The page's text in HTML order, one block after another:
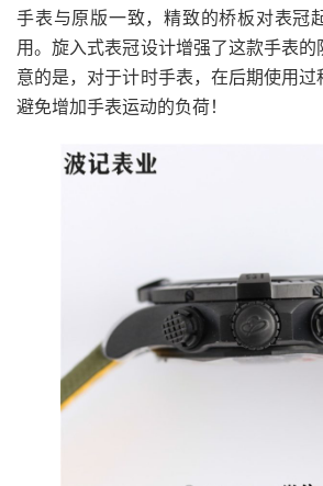
手表与原版一致，精致的桥板对表冠
用。旋入式表冠设计增强了这款手表
意的是，对于计时手表，在后期使用过
避免增加手表运动的负荷！